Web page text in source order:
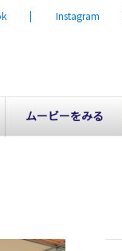
ムービーをみる
| Instagram